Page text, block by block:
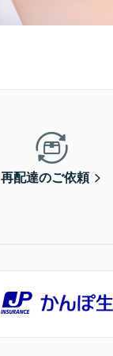
再配達のご依頼